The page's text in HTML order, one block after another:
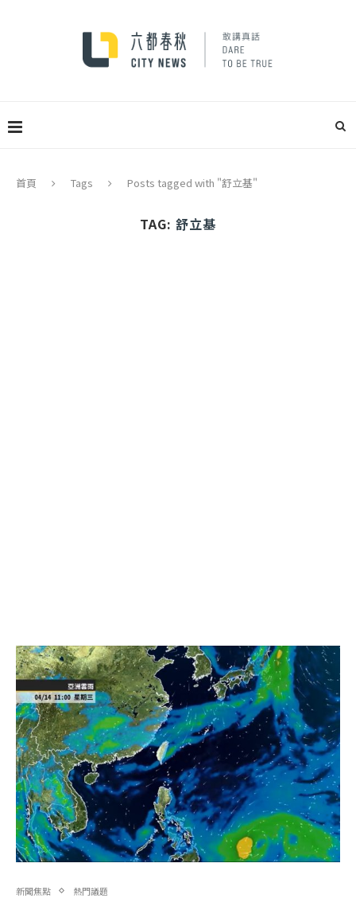
首頁 Tags Posts tagged with "舒立基"
TAG: 舒立基
新聞焦點 熱門議題